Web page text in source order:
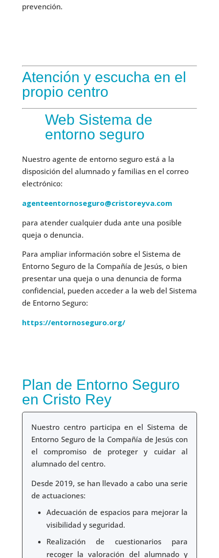
prevención.
Atención y escucha en el
propio centro
Web Sistema de
entorno seguro
Nuestro agente de entorno seguro está a la
disposición del alumnado y familias en el correo
electrónico:
agenteentornoseguro@cristoreyva.com
para atender cualquier duda ante una posible
queja o denuncia.
Para ampliar información sobre el Sistema de
Entorno Seguro de la Compañía de Jesús, o bien
presentar una queja o una denuncia de forma
confidencial, pueden acceder a la web del Sistema
de Entorno Seguro:
https://entornoseguro.org/
Plan de Entorno Seguro
en Cristo Rey
Nuestro centro participa en el Sistema de
Entorno Seguro de la Compañía de Jesús con
el compromiso de proteger y cuidar al
alumnado del centro.
Desde 2019, se han llevado a cabo una serie
de actuaciones:
Adecuación de espacios para mejorar la
visibilidad y seguridad.
Realización de cuestionarios para
recoger la valoración del alumnado y